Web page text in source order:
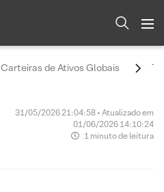
Carteiras de Ativos Globais
31/05/2026 21:04:58 • Atualizado em
01/06/2026 14:10:24
1 minuto de leitura